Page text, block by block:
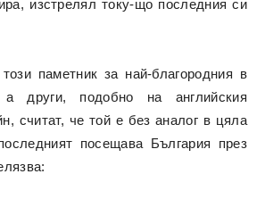
изстрелял току-що последния си
паметник за най-благородния в
други, подобно на английския
считат, че той е без аналог в цяла
посещава България през